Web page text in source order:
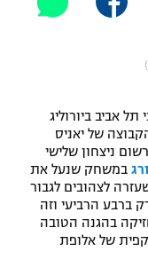
אביב ביורוליג
של יאניס
ניצחון שלישי
במשחק שנעל את
לצהובים לגבור
ברבע הרביעי וזה
בהגנה הטובה
של אלופת